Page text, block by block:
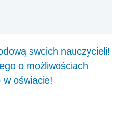
swoich nauczycieli!
o możliwościach
w oświacie!